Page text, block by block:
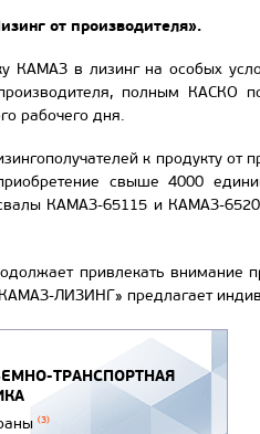
от производителя».
КАМАЗ в лизинг на особых
полным КАСКО
рабочего дня.
к продукту от
свыше 4000
КАМАЗ-65115 и КАМАЗ-
привлекать внимание
ЛИЗИНГ» предлагает
ТРАНСПОРТНАЯ
(3)